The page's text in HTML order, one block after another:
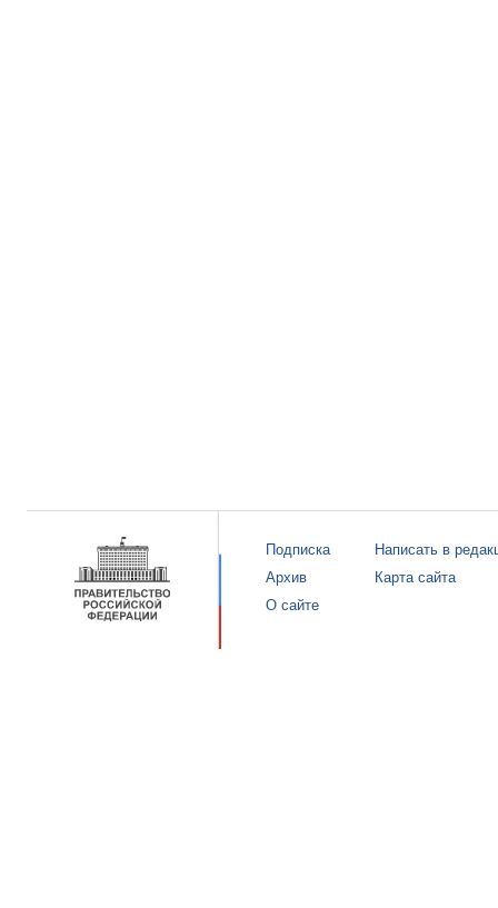
Подписка
Архив
О сайте
Написать в
Карта сайта